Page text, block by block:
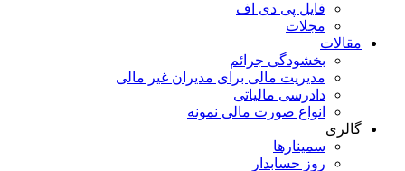
فایل پی دی اف
مجلات
مقالات
بخشودگی جرائم
مدیریت مالی برای مدیران غیر مالی
دادرسی مالیاتی
انواع صورت مالی نمونه
گالری
سمینارها
روز حسابدار